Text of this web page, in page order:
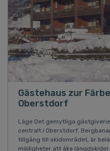
Gästehaus zur
Oberstdorf
Läge Det gemytliga
centralt i Oberstdorf.
tillgång till skidområdet, är
möjligheter att åka längdskidor